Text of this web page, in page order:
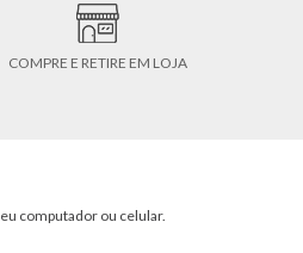
COMPRE E RETIRE EM LOJA
computador ou celular.